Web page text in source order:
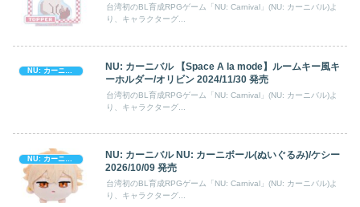
台湾初のBL育成RPGゲーム「NU: Carnival」(NU: カーニバル)よ
り、キャラクターグ...
NU: カーニバル
NU: カーニバル 【Space A la mode】ルームキー風キ
ーホルダー/オリビン 2024/11/30 発売
台湾初のBL育成RPGゲーム「NU: Carnival」(NU: カーニバル)よ
り、キャラクターグ...
NU: カーニバル
NU: カーニバル NU: カーニボール(ぬいぐるみ)/ケシー
2026/10/09 発売
台湾初のBL育成RPGゲーム「NU: Carnival」(NU: カーニバル)よ
り、キャラクターグ...